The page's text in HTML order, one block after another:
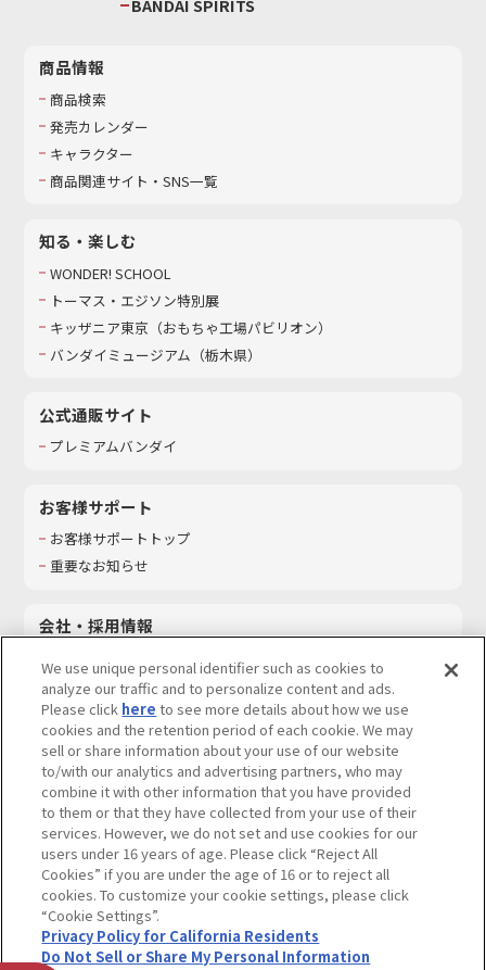
BANDAI SPIRITS
商品情報
商品検索
発売カレンダー
キャラクター
商品関連サイト・SNS一覧
知る・楽しむ
WONDER! SCHOOL
トーマス・エジソン特別展
キッザニア東京（おもちゃ工場パビリオン）​
バンダイミュージアム（栃木県）
公式通販サイト
プレミアムバンダイ
お客様サポート
お客様サポートトップ
重要なお知らせ
会社・採用情報
採用情報
サステナビリティ
お問い合わせ
ウェブサイトご利用条件 ソーシャルメディアポリシー
個人情報及び特定個人情報等の取り扱いに関する保護方針
Do Not Sell or Share My Personal Information著作権・商標について
カスタマーハラスメントに対する基本的な対応方針
We use unique personal identifier such as cookies to
analyze our traffic and to personalize content and ads.
Please click here to see more details about how we use
cookies and the retention period of each cookie. We may
sell or share information about your use of our website
to/with our analytics and advertising partners, who may
combine it with other information that you have provided
to them or that they have collected from your use of their
services. However, we do not set and use cookies for our
users under 16 years of age. Please click “Reject All
Cookies” if you are under the age of 16 or to reject all
cookies. To customize your cookie settings, please click
“Cookie Settings”.
Privacy Policy for California Residents
Do Not Sell or Share My Personal Information